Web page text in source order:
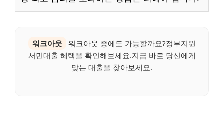
워크아웃
워크아웃 중에도 가능할까요?정부지원
서민대출 혜택을 확인해보세요.지금 바로 당신에게
맞는 대출을 찾아보세요.